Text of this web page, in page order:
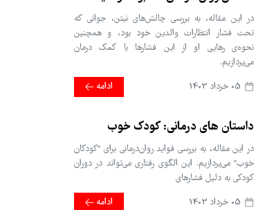
در این مقاله، به بررسی چالش‌های نیتن، جوانی که
تحت فشار انتظارات والدین خود بود، و همچنین
نحوه‌ی رهایی او از این فشارها با کمک درمان
می‌پردازیم.
ادامه
داستان های درمانی: کودک خوب
در این مقاله، به بررسی فواید روان‌درمانی برای "کودکان
خوب" می‌پردازیم. این الگوی رفتاری می‌تواند در دوران
کودکی به دلیل فشارهای
ادامه